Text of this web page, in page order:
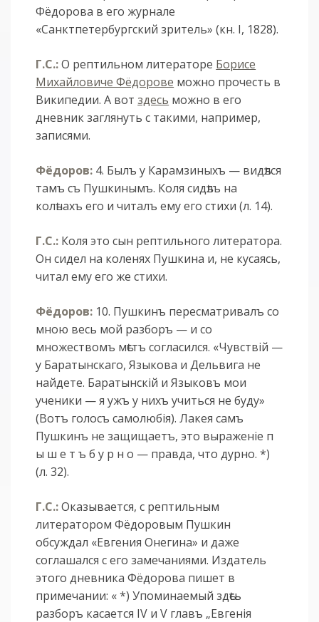
Фёдорова в его журнале
«Санктпетербургский зритель» (кн. I, 1828).
Г.С.:О рептильном литераторе Борисе
Михайловиче Фёдорове можно прочесть в
Википедии. А вотздесь можно в его
дневник заглянуть с такими, например,
записями.
Фёдоров: 4. Былъ у Карамзиныхъ — видѣлся
тамъ съ Пушкинымъ. Коля сидѣлъ на
колѣнахъ его и читалъ ему его стихи (л. 14).
Г.С.: Коля это сын рептильного литератора.
Он сидел на коленях Пушкина и, не кусаясь,
читал ему его же стихи.
Фёдоров: 10. Пушкинъ пересматривалъ со
мною весь мой разборъ — и со
множествомъ мѣстъ согласился. «Чувствій —
у Баратынскаго, Языкова и Дельвига не
найдете. Баратынскій и Языковъ мои
ученики — я ужъ у нихъ учиться не буду»
(Вотъ голосъ самолюбія). Лакея самъ
Пушкинъ не защищаетъ, это выраженіе п
ы ш е т ъ б у р н о — правда, что дурно. *)
(л. 32).
Г.С.:Оказывается, с рептильным
литератором Фёдоровым Пушкин
обсуждал «Евгения Онегина» и даже
соглашался с его замечаниями. Издатель
этого дневника Фёдорова пишет в
примечании: « *) Упоминаемый здѣсь
разборъ касается IV и V главъ „Евгенія